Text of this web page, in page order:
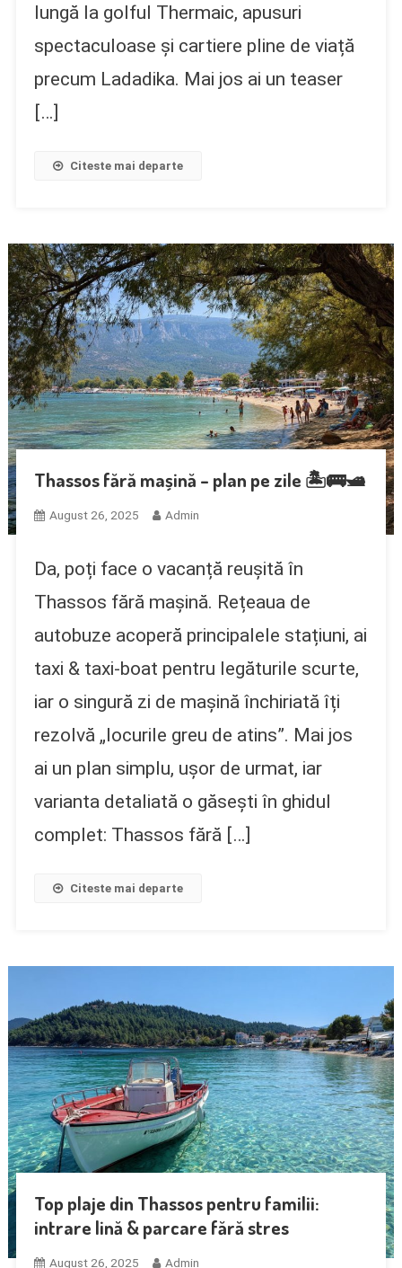
lungă la golful Thermaic, apusuri
spectaculoase și cartiere pline de viață
precum Ladadika. Mai jos ai un teaser
[…]
Citeste mai departe
Thassos fără mașină – plan pe zile 🏝️🚌🛥️
August 26, 2025 Admin
Da, poți face o vacanță reușită în
Thassos fără mașină. Rețeaua de
autobuze acoperă principalele stațiuni, ai
taxi & taxi-boat pentru legăturile scurte,
iar o singură zi de mașină închiriată îți
rezolvă „locurile greu de atins”. Mai jos
ai un plan simplu, ușor de urmat, iar
varianta detaliată o găsești în ghidul
complet: Thassos fără […]
Citeste mai departe
Top plaje din Thassos pentru familii:
intrare lină & parcare fără stres
August 26, 2025 Admin